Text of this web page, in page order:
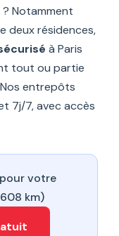
Notamment
deux résidences,
à Paris
tout ou partie
entrepôts
7j/7, avec accès
votre
km)